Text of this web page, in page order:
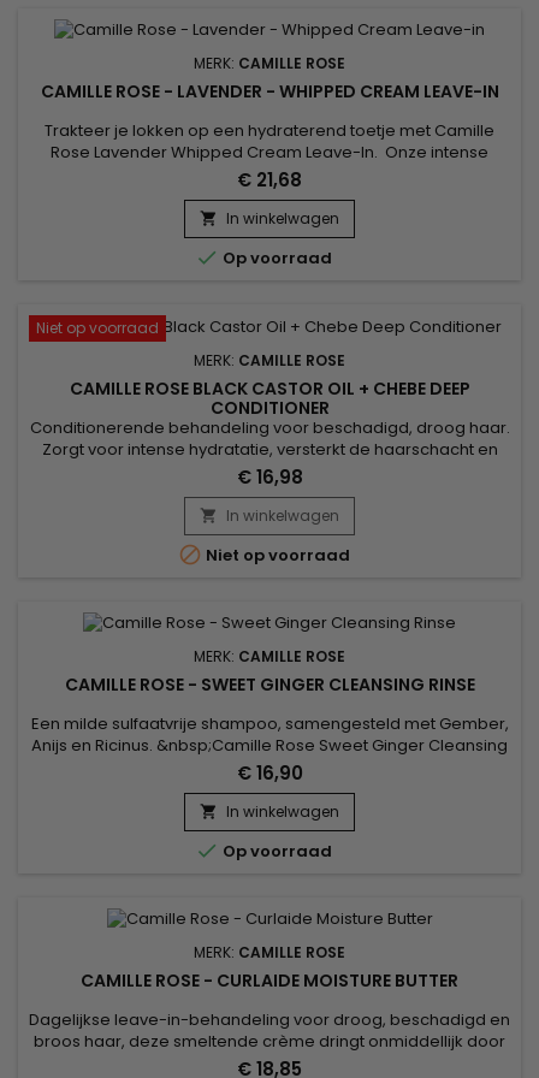
MERK: CAMILLE ROSE
CAMILLE ROSE - LAVENDER - WHIPPED CREAM LEAVE-IN
Trakteer je lokken op een hydraterend toetje met Camille
Rose Lavender Whipped Cream Leave-In. Onze intense
leave-in crème met druppeltjes Olijffruit en aromatisch
Rozemarijnextract is gebrouwen met echte Lavendelolie en
gemaakt om de lokken te verzachten, te ontwarren en te
hydrateren. Bij het wassen en reinigen van het haar
gebruiken als een leave-in...
€ 21,68
 In winkelwagen
 Op voorraad
Niet op voorraad
MERK: CAMILLE ROSE
CAMILLE ROSE BLACK CASTOR OIL + CHEBE DEEP
CONDITIONER
Conditionerende behandeling voor beschadigd, droog haar.
Zorgt voor intense hydratatie, versterkt de haarschacht en
stimuleert de groei.&nbsp; Samengesteld met Black Castor
Oil, bekend om zijn hydraterende en versterkende
eigenschappen, geformuleerd met Chebe, een mix van
traditionele kruiden uit Tsjaad, die gezond haar en een
gezonde hoofdhuid...
€ 16,98
 In winkelwagen
 Niet op voorraad
MERK: CAMILLE ROSE
CAMILLE ROSE - SWEET GINGER CLEANSING RINSE
Een milde sulfaatvrije shampoo, samengesteld met Gember,
Anijs en Ricinus. &nbsp;Camille Rose Sweet Ginger Cleansing
Rinse maakt je haar zacht en zijdeachtig en geeft je krullen
weer kracht.&nbsp; Camille Rose, natuurlijke ingrediënten
voor gezond haar.
€ 16,90
 In winkelwagen
 Op voorraad
MERK: CAMILLE ROSE
CAMILLE ROSE - CURLAIDE MOISTURE BUTTER
Dagelijkse leave-in-behandeling voor droog, beschadigd en
broos haar, deze smeltende crème dringt onmiddellijk door
in het hart van de vezel om het te herstellen en te
€ 18,85